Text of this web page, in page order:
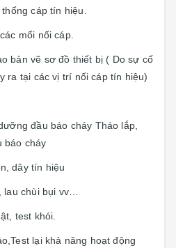
cáp tín hiệu.
mối nối cáp.
bản vẽ sơ đồ thiết bị ( Do sự cố
ra tại các vị trí nối cáp tín hiệu)
đầu báo cháy Tháo lắp,
báo cháy
dây tín hiệu
lau chùi bụi vv…
test khói.
lại khả năng hoạt động